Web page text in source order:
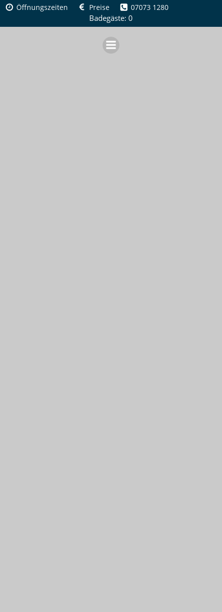
Zum
Inhalt
springen
Öffnungszeiten Preise 07073 1280
Badegäste: 0